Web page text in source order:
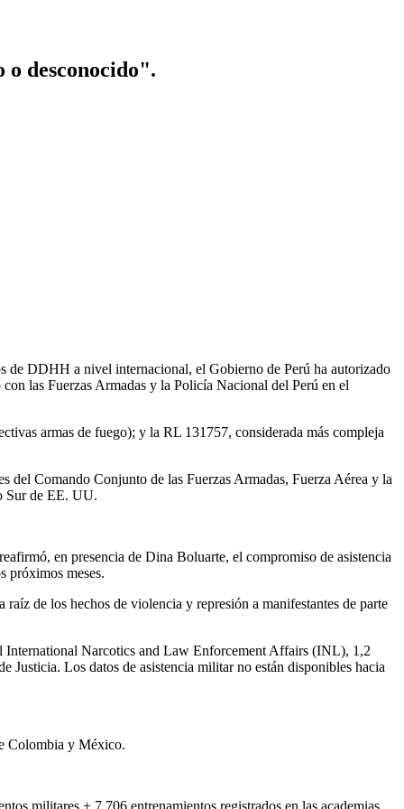
desconocido".
de DDHH a nivel internacional, el Gobierno de Perú ha autorizado
las Fuerzas Armadas y la Policía Nacional del Perú en el
armas de fuego); y la RL 131757, considerada más compleja
del Comando Conjunto de las Fuerzas Armadas, Fuerza Aérea y la
Sur de EE. UU.
en presencia de Dina Boluarte, el compromiso de asistencia
próximos meses.
de los hechos de violencia y represión a manifestantes de parte
International Narcotics and Law Enforcement Affairs (INL), 1,2
Los datos de asistencia militar no están disponibles hacia
Colombia y México.
militares + 7.706 entrenamientos registrados en las academias